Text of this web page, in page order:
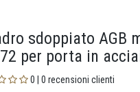
sdoppiato AGB
per porta in
0 | 0 recensioni clienti